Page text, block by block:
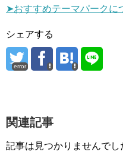
➤おすすめテーマパークに
シェアする
error
関連記事
記事は見つかりませんでし